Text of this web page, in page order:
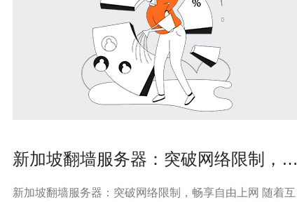
新加坡翻墙服务器：突破网络限制，畅
新加坡翻墙服务器：突破网络限制，畅享自由上网 随着互